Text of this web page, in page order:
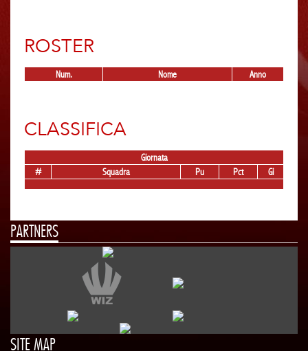
ROSTER
Num. Nome Anno
CLASSIFICA
Giornata
#
Squadra Pu Pct Gi
PARTNERS
SITE MAP